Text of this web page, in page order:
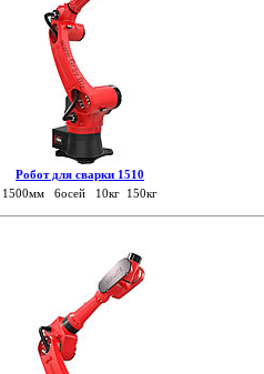
Робот для сварки 1510
1500мм 6осей 10кг 150кг